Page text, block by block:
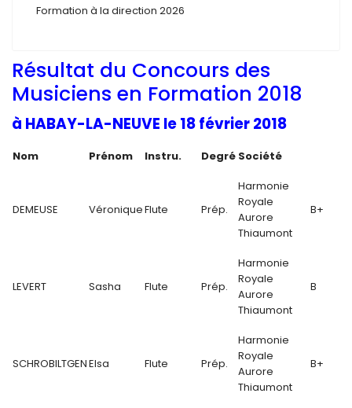
Formation à la direction 2026
Résultat du Concours des
Musiciens en Formation 2018
à HABAY-LA-NEUVE le 18 février 2018
Nom Prénom Instru. Degré Société
DEMEUSE VéroniqueFlute Prép.
Harmonie
Royale
Aurore
Thiaumont
B+
LEVERT Sasha Flute Prép.
Harmonie
Royale
Aurore
Thiaumont
B
SCHROBILTGENElsa Flute Prép.
Harmonie
Royale
Aurore
Thiaumont
B+